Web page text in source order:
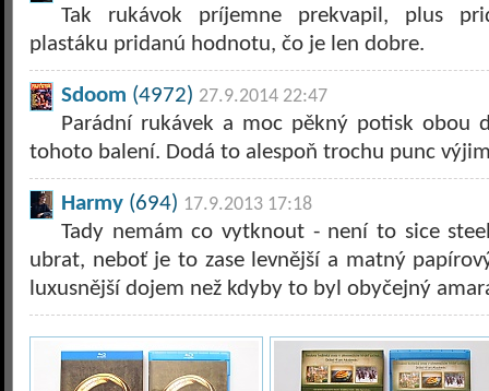
Tak rukávok príjemne prekvapil, plus
plastáku pridanú hodnotu, čo je len dobre.
Sdoom (4972) 27.9.2014 22:47
Parádní rukávek a moc pěkný potisk obou
tohoto balení. Dodá to alespoň trochu punc
Harmy (694) 17.9.2013 17:18
Tady nemám co vytknout - není to sice
ubrat, neboť je to zase levnější a matný
luxusnější dojem než kdyby to byl obyčejný